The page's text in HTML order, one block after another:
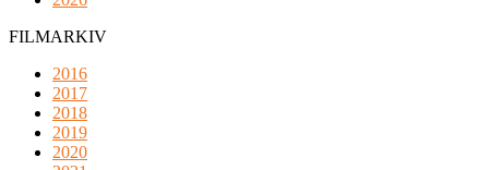
FILMARKIV
2016
2017
2018
2019
2020